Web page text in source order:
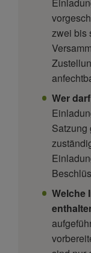
zwei bis
Wer
Satzung
Welche